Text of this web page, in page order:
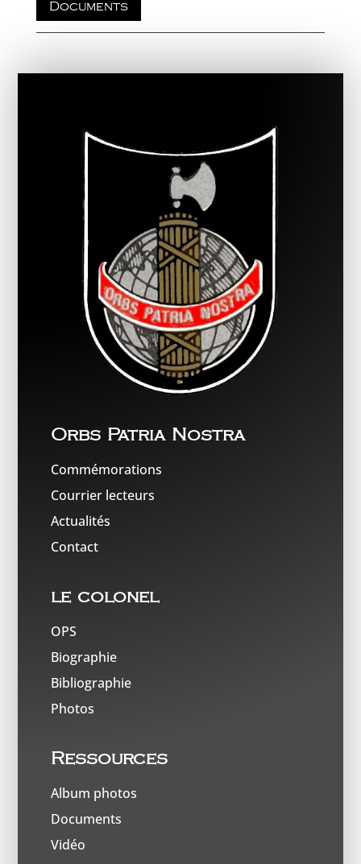
Documents
Orbs Patria Nostra
Commémorations
Courrier lecteurs
Actualités
Contact
le colonel
OPS
Biographie
Bibliographie
Photos
Ressources
Album photos
Documents
Vidéo